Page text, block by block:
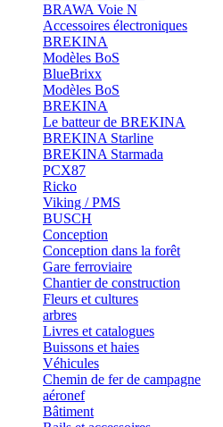
BRAWA Voie N
Accessoires électroniques
BREKINA
Modèles BoS
BlueBrixx
Modèles BoS
BREKINA
Le batteur de BREKINA
BREKINA Starline
BREKINA Starmada
PCX87
Ricko
Viking / PMS
BUSCH
Conception
Conception dans la forêt
Gare ferroviaire
Chantier de construction
Fleurs et cultures
arbres
Livres et catalogues
Buissons et haies
Véhicules
Chemin de fer de campagne
aéronef
Bâtiment